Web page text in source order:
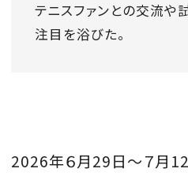
MAGAZINE
Log in or Sign up
テニスファンとの交流や
注目を浴びた。
2026年６月29日〜７月